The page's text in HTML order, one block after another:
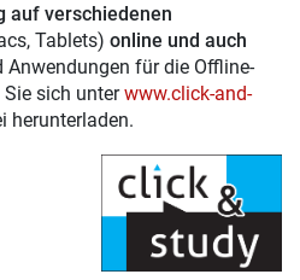
auf verschiedenen
Tablets) online und auch
Anwendungen für die Offline-
sich unterwww.click-and-
herunterladen.